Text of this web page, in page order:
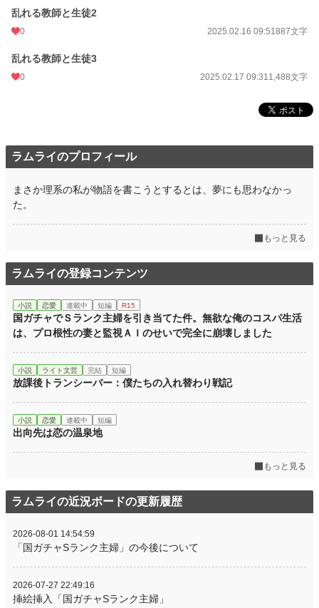
乱れる教師と生徒2
0 2025.02.16 09:51887文字
乱れる教師と生徒3
0 2025.02.17 09:311,488文字
ラムライのプロフィール
まさか理系の私が物語を書こうとするとは、夢にも思わなかっ
た。
もっと見る
ラムライの登録コンテンツ
小説 恋愛 連載中 短編 R15
国ガチャでＳランク主婦を引き当てた件。無欲な俺のコスパ生活
は、プロ根性の妻と監視ＡＩのせいで完全に崩壊しました
小説 ライト文芸 完結 短編
放課後トランシーバー：僕たちの入れ替わり戦記
小説 恋愛 連載中 短編
出向先は恋の温泉地
もっと見る
ラムライの近況ボードの更新履歴
2026-08-01 14:54:59
「国ガチャSランク主婦」の今後について
2026-07-27 22:49:16
挿絵挿入「国ガチャSランク主婦」